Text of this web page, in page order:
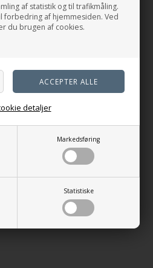
af statistik og til trafikmåling.
forbedring af hjemmesiden. Ved
du brugen af cookies.
Markedsføring
Statistiske
detaljer